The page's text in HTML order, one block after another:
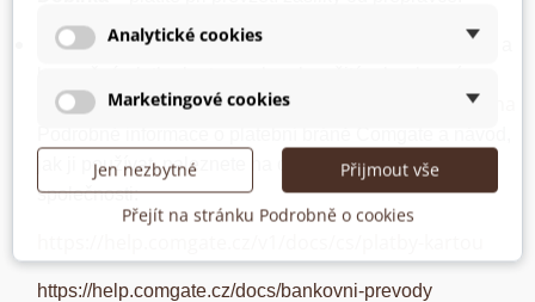
Online platba přes platební bránu Comgate
– rychlá a
převodem.https://www.comgate.cz/cz/platebni-brana
jak ji používat, naleznete na oficiálních stránkách
společnosti:
https://help.comgate.cz/docs/bankovni-prevody
Analytické cookies
Marketingové cookies
Jen nezbytné
Přijmout vše
Přejít na stránku Podrobně o cookies